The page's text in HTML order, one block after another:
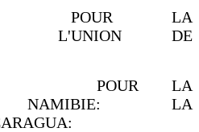
LA
L'UNION DE
LA
DE NAMIBIE: LA